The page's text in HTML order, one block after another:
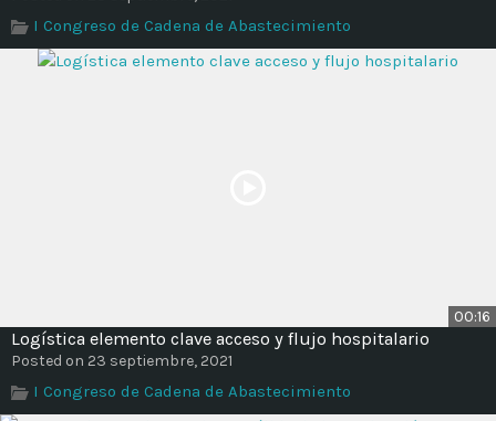
Time
I Congreso de Cadena de Abastecimiento
00:16
Logística elemento clave acceso y flujo hospitalario
Posted on 23 septiembre, 2021
I Congreso de Cadena de Abastecimiento